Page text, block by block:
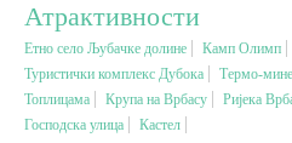
Вјерски туризам
Авантура
Атрактивности
Етно село Љубачке долине Камп Олимп
Туристички комплекс Дубока
Термо-
Топлицама
Крупа на Врбасу Ријека
Господска улица
Кастел